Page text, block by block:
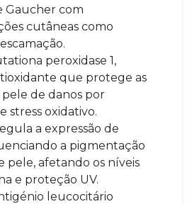
Gaucher com
cutâneas como
peroxidase 1,
que protege as
de danos por
stress oxidativo.
a expressão de
a pigmentação
pele, afetando os níveis
e proteção UV.
leucocitário